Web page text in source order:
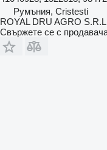
Румъния, Cristesti
ROYAL DRU AGRO
Свържете се с